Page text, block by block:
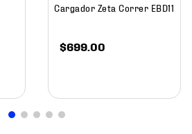
Cargador Zeta Correr EBD11
$699 00